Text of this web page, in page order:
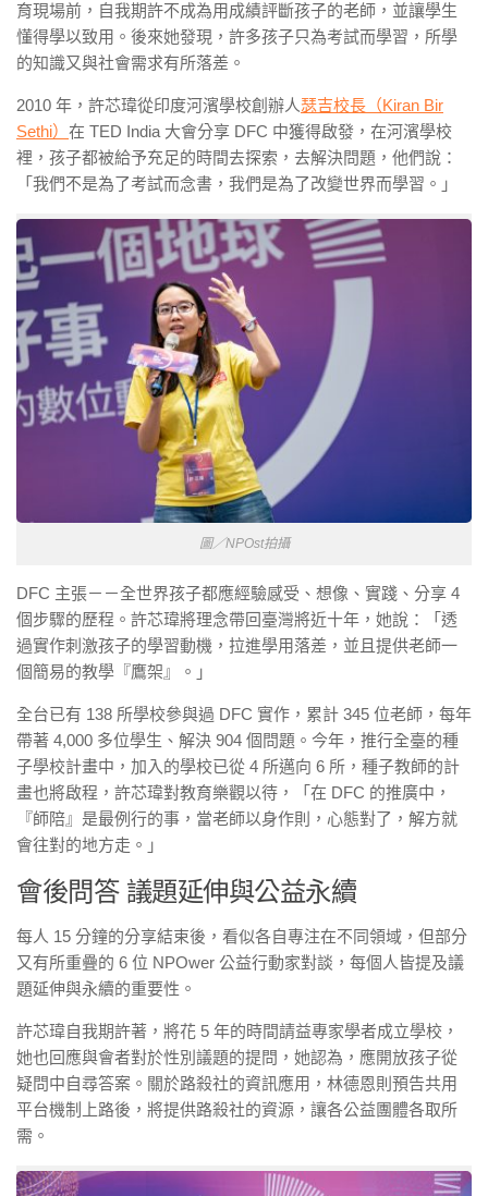
育現場前，自我期許不成為用成績評斷孩子的老師，並讓學生
懂得學以致用。後來她發現，許多孩子只為考試而學習，所學
的知識又與社會需求有所落差。
2010 年，許芯瑋從印度河濱學校創辦人瑟吉校長（Kiran Bir
Sethi） 在 TED India 大會分享 DFC 中獲得啟發，在河濱學校
裡，孩子都被給予充足的時間去探索，去解決問題，他們說：
「我們不是為了考試而念書，我們是為了改變世界而學習。」
圖／NPOst拍攝
DFC 主張－－全世界孩子都應經驗感受、想像、實踐、分享 4
個步驟的歷程。許芯瑋將理念帶回臺灣將近十年，她說：「透
過實作刺激孩子的學習動機，拉進學用落差，並且提供老師一
個簡易的教學『鷹架』。」
全台已有 138 所學校參與過 DFC 實作，累計 345 位老師，每年
帶著 4,000 多位學生、解決 904 個問題。今年，推行全臺的種
子學校計畫中，加入的學校已從 4 所邁向 6 所，種子教師的計
畫也將啟程，許芯瑋對教育樂觀以待，「在 DFC 的推廣中，
『師陪』是最例行的事，當老師以身作則，心態對了，解方就
會往對的地方走。」
會後問答 議題延伸與公益永續
每人 15 分鐘的分享結束後，看似各自專注在不同領域，但部分
又有所重疊的 6 位 NPOwer 公益行動家對談，每個人皆提及議
題延伸與永續的重要性。
許芯瑋自我期許著，將花 5 年的時間請益專家學者成立學校，
她也回應與會者對於性別議題的提問，她認為，應開放孩子從
疑問中自尋答案。關於路殺社的資訊應用，林德恩則預告共用
平台機制上路後，將提供路殺社的資源，讓各公益團體各取所
需。